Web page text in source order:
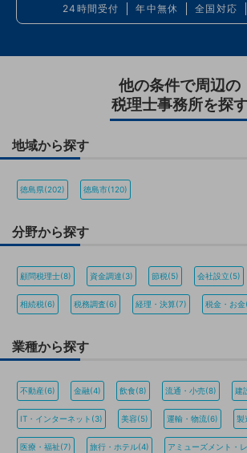
24時間受付 年中無休 全国対応
他の条件で周辺の
税理士事務所を探
地域から探す
徳島県(202) 徳島市(120)
分野から探す
顧問税理士(8) 資金調達(3) 節税(5) 会社設立(5)
相続税(6) 税務調査(6) 経理・決算(7) 税金・お
業種から探す
不動産(6) 金融(4) 飲食(8) 流通・小売(8) 建
IT・インターネット(3) 美容(5) 運輸・物流(6) 製
医療・福祉(7) 旅行・ホテル(4) アミューズメント・